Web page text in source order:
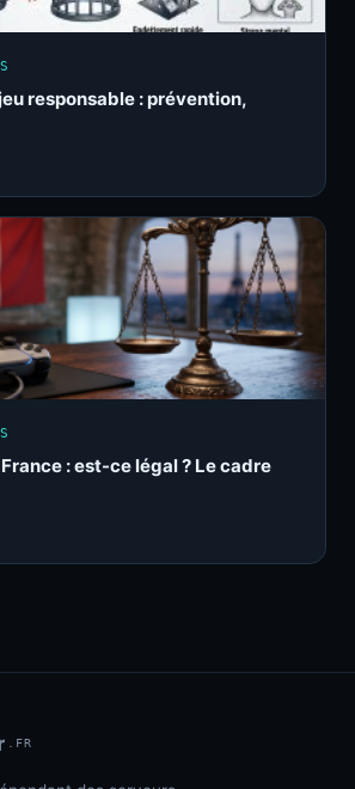
responsable : prévention,
: est-ce légal ? Le cadre
.FR